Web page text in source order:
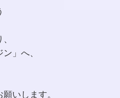
」へ、
いします。